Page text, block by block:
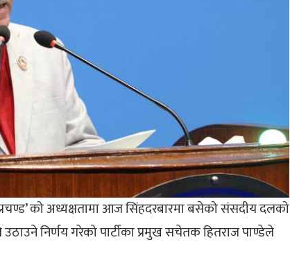
को अध्यक्षतामा आज सिंहदरबारमा बसेको संसदीय दलको
निर्णय गरेको पार्टीका प्रमुख सचेतक हितराज पाण्डेले